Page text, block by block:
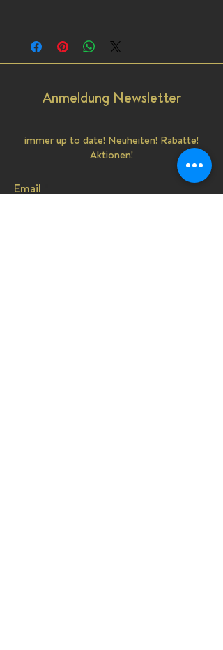
Anmeldung Newsletter
immer up to date! Neuheiten! Rabatte!
Aktionen!
Email